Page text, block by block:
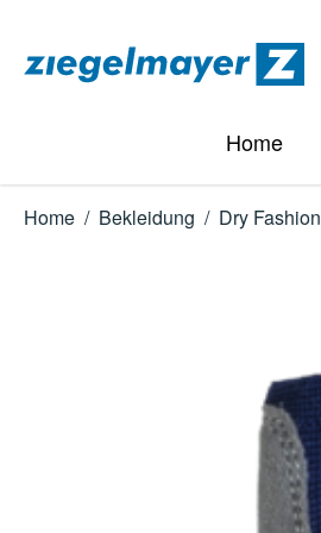
Home
Home / Bekleidung / Dry Fashion